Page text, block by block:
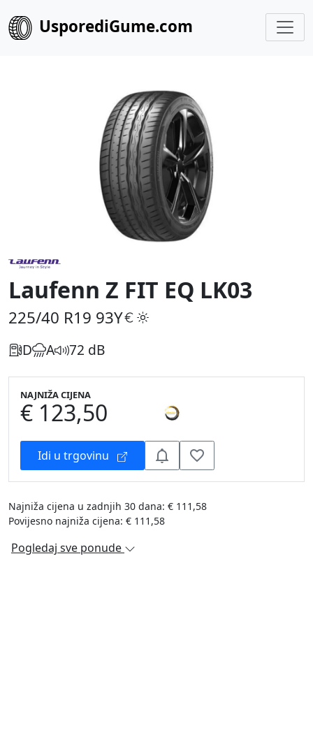
UsporediGume.com
Laufenn Z FIT EQ LK03
225/40 R19 93Y
D A 72 dB
NAJNIŽA CIJENA
€ 123,50
Idi u trgovinu
Najniža cijena u zadnjih 30 dana: € 111,58
Povijesno najniža cijena: € 111,58
Pogledaj sve ponude